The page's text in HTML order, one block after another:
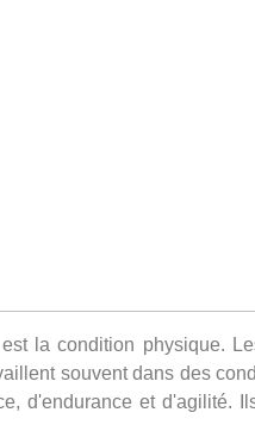
la condition physique.
souvent dans des
d'endurance et d'agilité.